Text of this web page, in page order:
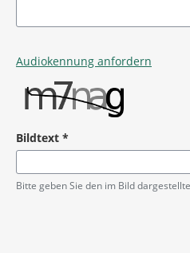
Audiokennung anfordern
Bildtext *
Pflichtangabe
Bitte geben Sie den im Bild